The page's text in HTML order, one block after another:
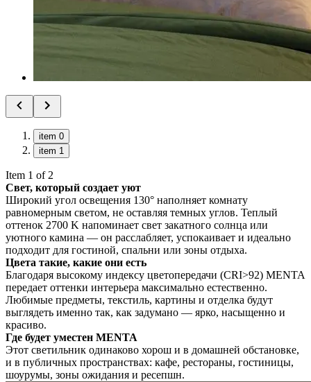
item 0
item 1
Item 1 of 2
Свет, который создает уют
Широкий угол освещения 130° наполняет комнату
равномерным светом, не оставляя темных углов. Теплый
оттенок 2700 K напоминает свет закатного солнца или
уютного камина — он расслабляет, успокаивает и идеально
подходит для гостиной, спальни или зоны отдыха.
Цвета такие, какие они есть
Благодаря высокому индексу цветопередачи (CRI>92) MENTA
передает оттенки интерьера максимально естественно.
Любимые предметы, текстиль, картины и отделка будут
выглядеть именно так, как задумано — ярко, насыщенно и
красиво.
Где будет уместен MENTA
Этот светильник одинаково хорош и в домашней обстановке,
и в публичных пространствах: кафе, рестораны, гостиницы,
шоурумы, зоны ожидания и ресепшн.